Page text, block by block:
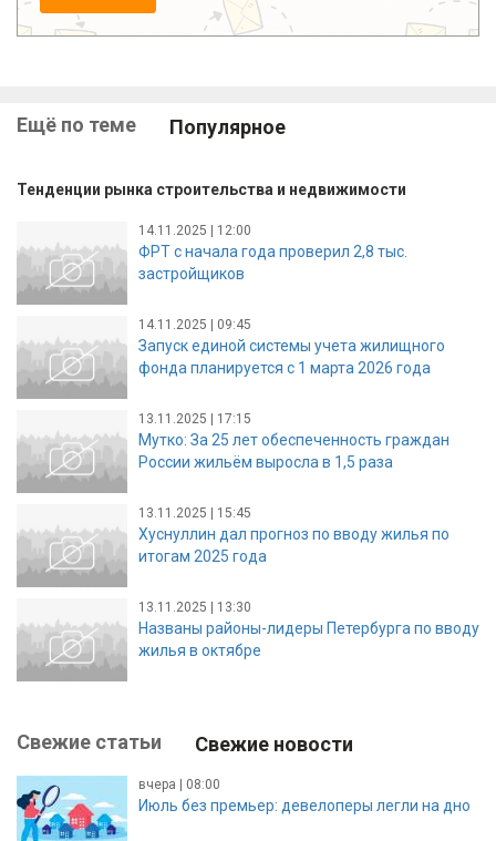
Ещё по теме Популярное
Тенденции рынка строительства и недвижимости
14.11.2025 | 12:00
ФРТ с начала года проверил 2,8 тыс.
застройщиков
14.11.2025 | 09:45
Запуск единой системы учета жилищного
фонда планируется с 1 марта 2026 года
13.11.2025 | 17:15
Мутко: За 25 лет обеспеченность граждан
России жильём выросла в 1,5 раза
13.11.2025 | 15:45
Хуснуллин дал прогноз по вводу жилья по
итогам 2025 года
13.11.2025 | 13:30
Названы районы-лидеры Петербурга по вводу
жилья в октябре
Свежие статьи Свежие новости
вчера | 08:00
Июль без премьер: девелоперы легли на дно